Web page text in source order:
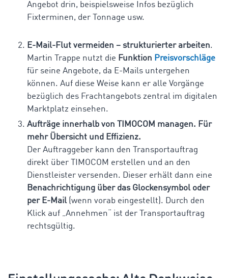
Angebot drin, beispielsweise Infos bezüglich
Fixterminen, der Tonnage usw.
E-Mail-Flut vermeiden – strukturierter arbeiten.
Martin Trappe nutzt die Funktion Preisvorschläge
für seine Angebote, da E-Mails untergehen
können. Auf diese Weise kann er alle Vorgänge
bezüglich des Frachtangebots zentral im digitalen
Marktplatz einsehen.
Aufträge innerhalb von TIMOCOM managen. Für
mehr Übersicht und Effizienz.
Der Auftraggeber kann den Transportauftrag
direkt über TIMOCOM erstellen und an den
Dienstleister versenden. Dieser erhält dann eine
Benachrichtigung über das Glockensymbol oder
per E-Mail (wenn vorab eingestellt). Durch den
Klick auf „Annehmen“ ist der Transportauftrag
rechtsgültig.